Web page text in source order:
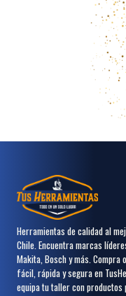
Herramientas de calidad al
Chile. Encuentra marcas
Makita, Bosch y más. Compra
fácil, rápida y segura en
equipa tu taller con